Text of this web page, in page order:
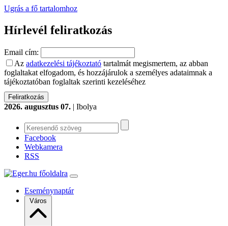
Ugrás a fő tartalomhoz
Hírlevél feliratkozás
Email cím:
Az adatkezelési tájékoztató tartalmát megismertem, az abban
foglaltakat elfogadom, és hozzájárulok a személyes adataimnak a
tájékoztatóban foglaltak szerinti kezeléséhez
2026. augusztus 07. | Ibolya
Facebook
Webkamera
RSS
Eseménynaptár
Város